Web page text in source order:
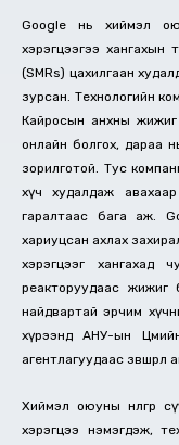
Google нь хиймэл
хэрэгцээгээ хангахын
(SMRs) цахилгаан
зурсан. Технологийн
Кайросын анхны жижиг
онлайн болгох, дараа
зорилготой. Тус
хүч худалдаж авахаар
гаралтаас бага аж.
хариуцсан ахлах
хэрэгцээг хангахад
реакторуудаас жижиг
найдвартай эрчим
хүрээнд АНУ-ын
агентлагуудаас
Хиймэл оюуны
хэрэгцээ нэмэгдэж,